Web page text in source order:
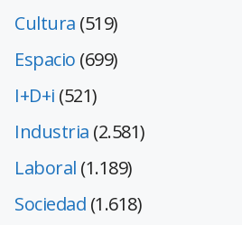
Cultura (519)
Espacio (699)
I+D+i (521)
Industria (2.581)
Laboral (1.189)
Sociedad (1.618)